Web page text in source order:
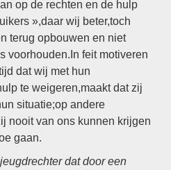
op de rechten en de hulp
»,daar wij beter,toch
terug opbouwen en niet
voorhouden.In feit motiveren
dat wij met hun
te weigeren,maakt dat zij
situatie;op andere
nooit van ons kunnen krijgen
gaan.
dat door een